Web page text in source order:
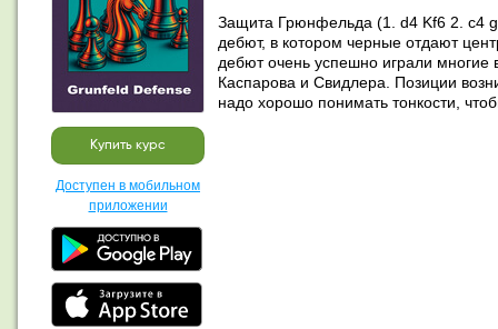
Купить курс
Доступен в мобильном
приложении
Защита Грюнфельда (1. d4 Kf6 2. c4
дебют, в котором черные отдают
дебют очень успешно играли многие
Каспарова и Свидлера. Позиции
надо хорошо понимать тонкости,